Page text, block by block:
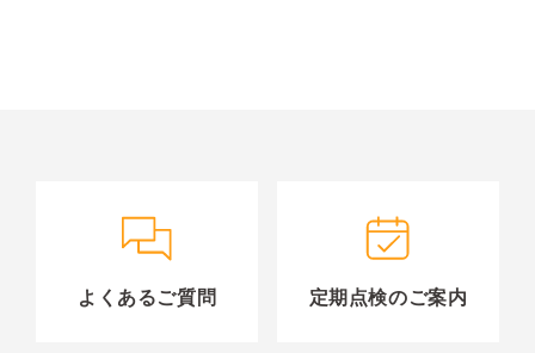
よくあるご質問 定期点検のご案内